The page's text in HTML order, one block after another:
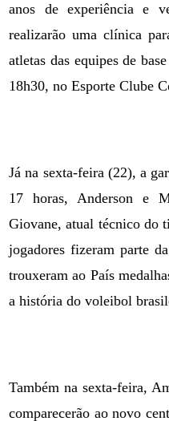
anos de experiência e
realizarão uma clínica
atletas das equipes de
18h30, no Esporte Clube
Já na sexta-feira (22), a
17 horas, Anderson e
Giovane, atual técnico do
jogadores fizeram parte
trouxeram ao País
a história do voleibol
Também na sexta-feira,
comparecerão ao novo